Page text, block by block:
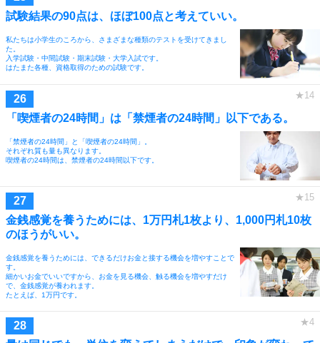
試験結果の90点は、ほぼ100点と考えていい。
私たちは小学生のころから、さまざまな種類のテストを受けてきまし
た。
入学試験・中間試験・期末試験・大学入試です。
はたまた各種、資格取得のための試験です。
「喫煙者の24時間」は「禁煙者の24時間」以下である。
「禁煙者の24時間」と「喫煙者の24時間」。
それぞれ質も量も異なります。
喫煙者の24時間は、禁煙者の24時間以下です。
金銭感覚を養うためには、1万円札1枚より、1,000円札10枚
のほうがいい。
金銭感覚を養うためには、できるだけお金と接する機会を増やすことで
す。
細かいお金でいいですから、お金を見る機会、触る機会を増やすだけ
で、金銭感覚が養われます。
たとえば、1万円です。